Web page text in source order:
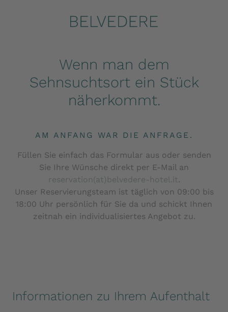
Wenn man dem
Sehnsuchtsort ein Stück
näherkommt.
AM ANFANG WAR DIE ANFRAGE.
Füllen Sie einfach das Formular aus oder senden
Sie Ihre Wünsche direkt per E-Mail an
reservation(at)belvedere-hotel.it.
Unser Reservierungsteam ist täglich von 09:00 bis
18:00 Uhr persönlich für Sie da und schickt Ihnen
zeitnah ein individualisiertes Angebot zu.
Informationen zu Ihrem Aufenthalt